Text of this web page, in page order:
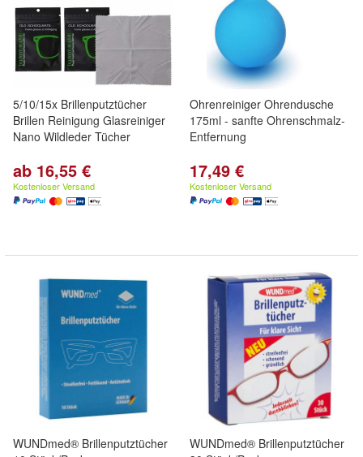
5/10/15x Brillenputztücher
Brillen Reinigung Glasreiniger
Nano Wildleder Tücher
ab 16,55 €
Kostenloser Versand
Ohrenreiniger Ohrendusche
175ml - sanfte Ohrenschmalz-
Entfernung
17,49 €
Kostenloser Versand
WUNDmed® Brillenputztücher
WUNDmed® Brillenputztücher